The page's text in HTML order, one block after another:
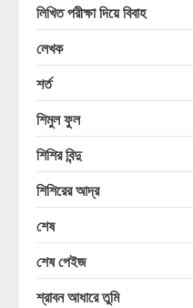
লিখিত পরীক্ষা দিয়ে বিবাহ
লেখক
শর্ত
শিমুল ফুল
শিশির বিন্দু
শিশিরের আদ্র
শেষ
শেষ পেইজ
শ্রাবন আধারে তুমি